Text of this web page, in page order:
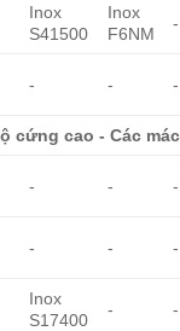
Inox
S41500
Inox
F6NM
-
- - -
cứng cao - Các
- - -
- - -
Inox
S17400
- -